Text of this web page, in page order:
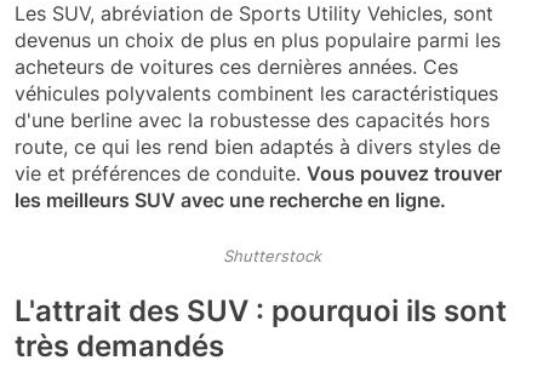
Les SUV, abréviation de Sports Utility Vehicles, sont
devenus un choix de plus en plus populaire parmi les
acheteurs de voitures ces dernières années. Ces
véhicules polyvalents combinent les caractéristiques
d'une berline avec la robustesse des capacités hors
route, ce qui les rend bien adaptés à divers styles de
vie et préférences de conduite. Vous pouvez trouver
les meilleurs SUV avec une recherche en ligne.
Shutterstock
L'attrait des SUV : pourquoi ils sont
très demandés